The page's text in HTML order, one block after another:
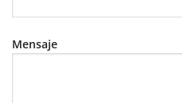
Mensaje